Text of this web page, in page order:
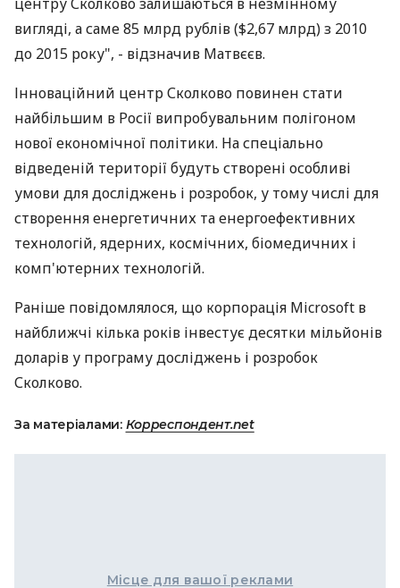
вигляді, а саме 85 млрд рублів ($2,67 млрд) з 2010
до 2015 року", - відзначив Матвєєв.
Інноваційний центр Сколково повинен стати
найбільшим в Росії випробувальним полігоном
нової економічної політики. На спеціально
відведеній території будуть створені особливі
умови для досліджень і розробок, у тому числі для
створення енергетичних та енергоефективних
технологій, ядерних, космічних, біомедичних і
комп'ютерних технологій.
Раніше повідомлялося, що корпорація Microsoft в
найближчі кілька років інвестує десятки мільйонів
доларів у програму досліджень і розробок
Сколково.
За матеріалами: Корреспондент.net
Місце для вашої реклами